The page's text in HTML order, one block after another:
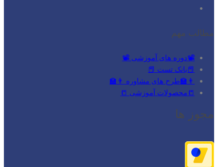
مطالب مهم
📽️دوره های آموزشی 📽️
📕بانک تست 📕
👨‍🏫طرح های مشاوره 👨‍🏫
📒محصولات آموزشی 📒
مجوز ها